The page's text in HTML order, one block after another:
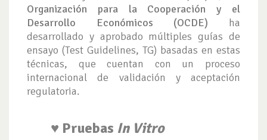
Organización para la Cooperación y el
Desarrollo Económicos (OCDE) ha
desarrollado y aprobado múltiples guías de
ensayo (Test Guidelines, TG) basadas en estas
técnicas, que cuentan con un proceso
internacional de validación y aceptación
regulatoria.
♥ Pruebas In Vitro